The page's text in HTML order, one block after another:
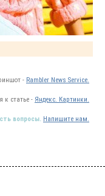
- Rambler News Service.
к статье - Яндекс. Картинки.
вопросы. Напишите нам.